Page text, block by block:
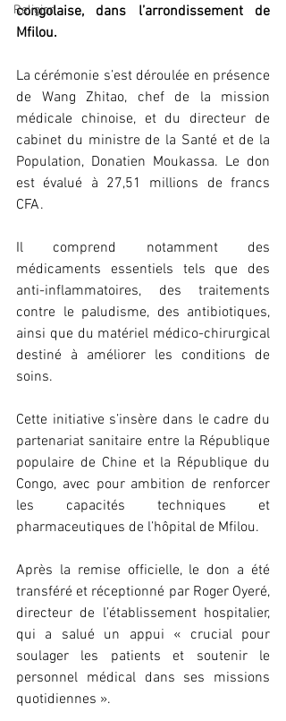
Religion
congolaise, dans l’arrondissement de
Mfilou.
La cérémonie s’est déroulée en présence
de Wang Zhitao, chef de la mission
médicale chinoise, et du directeur de
cabinet du ministre de la Santé et de la
Population, Donatien Moukassa. Le don
est évalué à 27,51 millions de francs
CFA.
Il comprend notamment des
médicaments essentiels tels que des
anti-inflammatoires, des traitements
contre le paludisme, des antibiotiques,
ainsi que du matériel médico-chirurgical
destiné à améliorer les conditions de
soins.
Cette initiative s’insère dans le cadre du
partenariat sanitaire entre la République
populaire de Chine et la République du
Congo, avec pour ambition de renforcer
les capacités techniques et
pharmaceutiques de l’hôpital de Mfilou.
Après la remise officielle, le don a été
transféré et réceptionné par Roger Oyeré,
directeur de l’établissement hospitalier,
qui a salué un appui « crucial pour
soulager les patients et soutenir le
personnel médical dans ses missions
quotidiennes ».